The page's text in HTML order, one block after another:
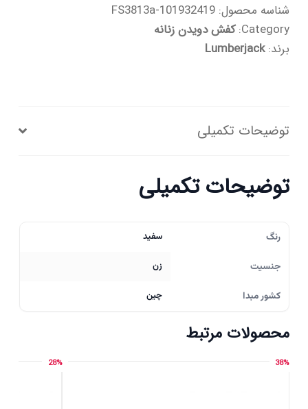
شناسه محصول:101932419-FS3813a
Category: کفش دویدن زنانه
برند:Lumberjack
توضیحات تکمیلی
توضیحات تکمیلی
رنگ سفید
جنسیت زن
کشور مبدا چین
محصولات مرتبط
38%
28%